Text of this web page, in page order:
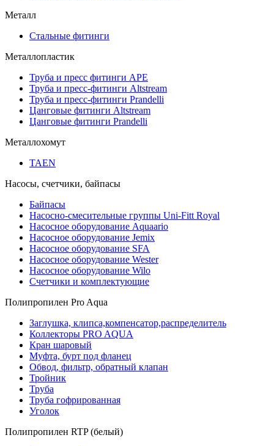
Металл
Стальные фитинги
Металлопластик
Труба и пресс фитинги APE
Труба и пресс-фитинги Altstream
Труба и пресс-фитинги Prandelli
Цанговые фитинги Altstream
Цанговые фитинги Prandelli
Металлохомут
TAEN
Насосы, счетчики, байпасы
Байпасы
Насосно-смесительные группы Uni-Fitt Royal
Насосное оборудование Aquaario
Насосное оборудование Jemix
Насосное оборудование SFA
Насосное оборудование Wester
Насосное оборудование Wilo
Счетчики и комплектующие
Полипропилен Pro Aqua
Заглушка, клипса,компенсатор,распределитель
Коллекторы PRO AQUA
Кран шаровый
Муфта, бурт под фланец
Обвод, фильтр, обратный клапан
Тройник
Труба
Труба гофрированная
Уголок
Полипропилен RTP (белый)